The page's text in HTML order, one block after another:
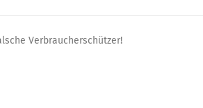
Verbraucherschützer!